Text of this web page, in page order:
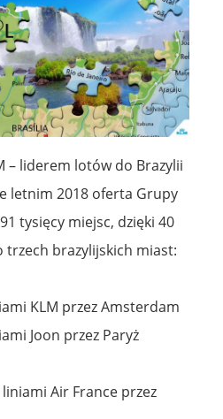
– liderem lotów do Brazylii
letnim 2018 oferta Grupy
tysięcy miejsc, dzięki 40
brazylijskich miast:
KLM przez Amsterdam
Joon przez Paryż
Air France przez